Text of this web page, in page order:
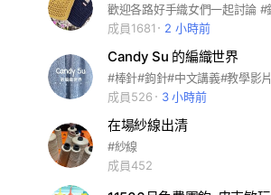
成員1681
2 小時前
Candy Su 的編織世界
#棒針#鉤針#中文講義#教學影片
成員526
3 小時前
在場紗線出清
#紗線
成員452